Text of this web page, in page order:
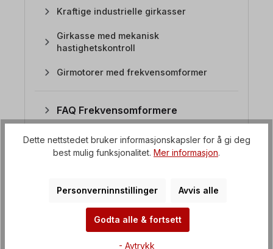
Kraftige industrielle girkasser
Girkasse med mekanisk
hastighetskontroll
Girmotorer med frekvensomformer
FAQ Frekvensomformere
1. Hvilke spesielle egenskaper
og brukes i dag på en rekke områder med
høye krav til dreiemoment og kompakt design.
Dette nettstedet bruker informasjonskapsler for å gi deg
best mulig funksjonalitet. Mer informasjon.
Personverninnstillinger Avvis alle
Godta alle & fortsett
- Avtrykk